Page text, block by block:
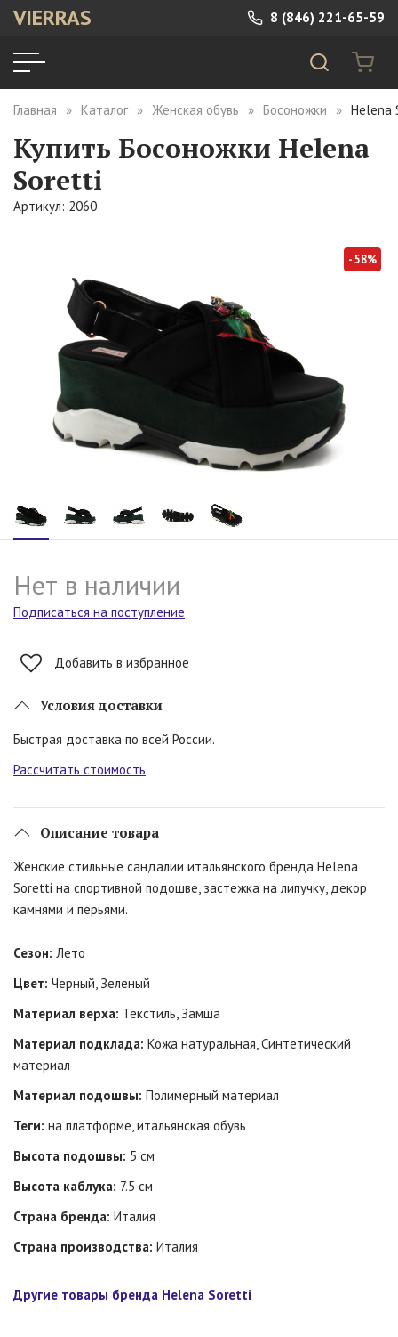
VIERRAS 8 (846) 221-65-59
Главная Каталог Женская обувь Босоножки Helena
Купить Босоножки Helena
Soretti
Артикул: 2060
- 58%
Нет в наличии
Подписаться на поступление
Добавить в избранное
Условия доставки
Быстрая доставка по всей России.
Рассчитать стоимость
Описание товара
Женские стильные сандалии итальянского бренда Helena
Soretti на спортивной подошве, застежка на липучку, декор
камнями и перьями.
Сезон: Лето
Цвет: Черный, Зеленый
Материал верха: Текстиль, Замша
Материал подклада: Кожа натуральная, Синтетический
материал
Материал подошвы: Полимерный материал
Теги: на платформе, итальянская обувь
Высота подошвы: 5 см
Высота каблука: 7.5 см
Страна бренда: Италия
Страна производства: Италия
Другие товары бренда Helena Soretti